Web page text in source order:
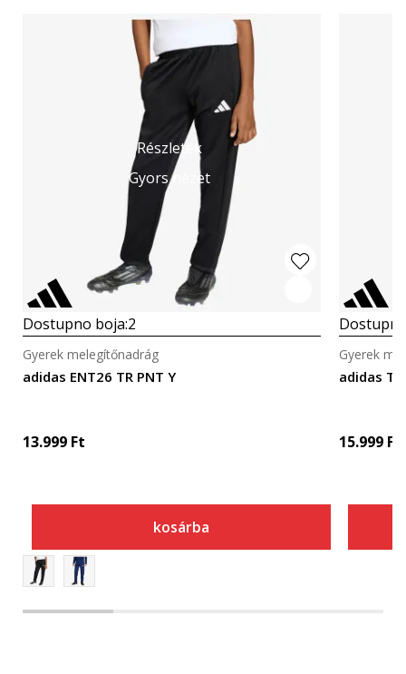
Részletek
Gyors nézet
Dostupno boja:2
adidas ENT26 TR PNT Y
Gyerek melegítőnadrág
13.999 Ft
kosárba
adidas
Gyerek
15.999 Ft